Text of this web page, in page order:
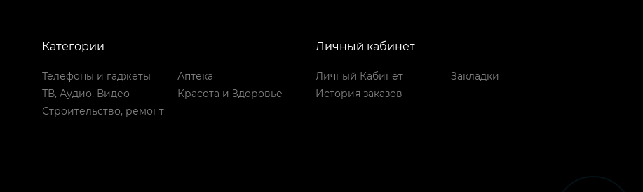
Категории
Телефоны и гаджеты
ТВ, Аудио, Видео
Строительство, ремонт
Аптека
Красота и Здоровье
Личный кабинет
Личный Кабинет
История заказов
Закладки